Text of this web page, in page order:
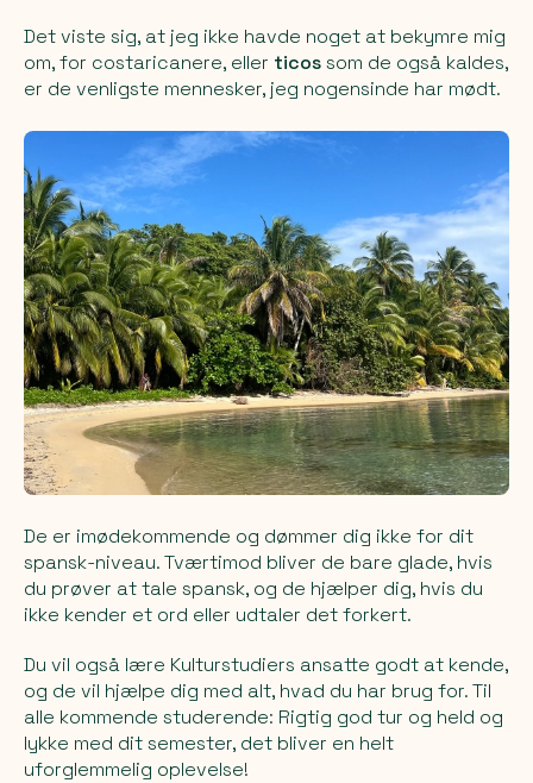
Det viste sig, at jeg ikke havde noget at bekymre mig
om, for costaricanere, eller ticossom de også kaldes,
er de venligste mennesker, jeg nogensinde har mødt.
De er imødekommende og dømmer dig ikke for dit
spansk-niveau. Tværtimod bliver de bare glade, hvis
du prøver at tale spansk, og de hjælper dig, hvis du
ikke kender et ord eller udtaler det forkert.
Du vil også lære Kulturstudiers ansatte godt at kende,
og de vil hjælpe dig med alt, hvad du har brug for. Til
alle kommende studerende: Rigtig god tur og held og
lykke med dit semester, det bliver en helt
uforglemmelig oplevelse!